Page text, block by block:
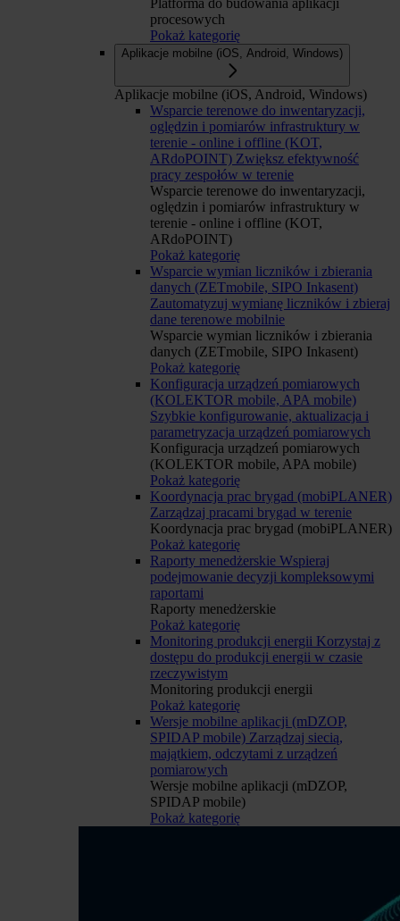
Platforma do budowania aplikacji
procesowych
Pokaż kategorię
Aplikacje mobilne (iOS, Android, Windows)
Aplikacje mobilne (iOS, Android, Windows)
Wsparcie terenowe do inwentaryzacji,
oględzin i pomiarów infrastruktury w
terenie - online i offline (KOT,
ARdoPOINT) Zwiększ efektywność
pracy zespołów w terenie
Wsparcie terenowe do inwentaryzacji,
oględzin i pomiarów infrastruktury w
terenie - online i offline (KOT,
ARdoPOINT)
Pokaż kategorię
Wsparcie wymian liczników i zbierania
danych (ZETmobile, SIPO Inkasent)
Zautomatyzuj wymianę liczników i zbieraj
dane terenowe mobilnie
Wsparcie wymian liczników i zbierania
danych (ZETmobile, SIPO Inkasent)
Pokaż kategorię
Konfiguracja urządzeń pomiarowych
(KOLEKTOR mobile, APA mobile)
Szybkie konfigurowanie, aktualizacja i
parametryzacja urządzeń pomiarowych
Konfiguracja urządzeń pomiarowych
(KOLEKTOR mobile, APA mobile)
Pokaż kategorię
Koordynacja prac brygad (mobiPLANER)
Zarządzaj pracami brygad w terenie
Koordynacja prac brygad (mobiPLANER)
Pokaż kategorię
Raporty menedżerskie Wspieraj
podejmowanie decyzji kompleksowymi
raportami
Raporty menedżerskie
Pokaż kategorię
Monitoring produkcji energii Korzystaj z
dostępu do produkcji energii w czasie
rzeczywistym
Monitoring produkcji energii
Pokaż kategorię
Wersje mobilne aplikacji (mDZOP,
SPIDAP mobile) Zarządzaj siecią,
majątkiem, odczytami z urządzeń
pomiarowych
Wersje mobilne aplikacji (mDZOP,
SPIDAP mobile)
Pokaż kategorię